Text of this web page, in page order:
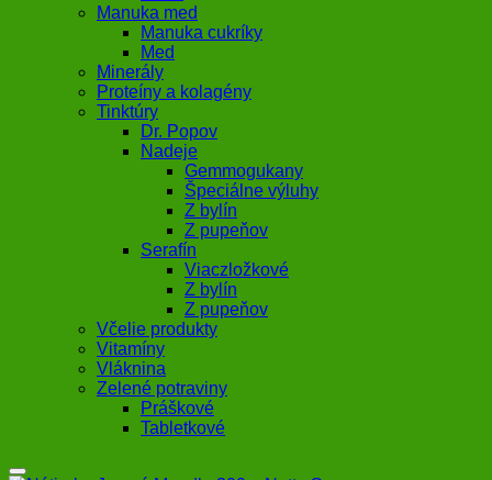
Manuka med
Manuka cukríky
Med
Minerály
Proteíny a kolagény
Tinktúry
Dr. Popov
Nadeje
Gemmogukany
Špeciálne výluhy
Z bylín
Z pupeňov
Serafín
Viaczložkové
Z bylín
Z pupeňov
Včelie produkty
Vitamíny
Vláknina
Zelené potraviny
Práškové
Tabletkové